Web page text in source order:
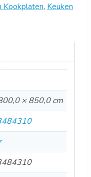
Kookplaten, Keuken
× 850,0 cm